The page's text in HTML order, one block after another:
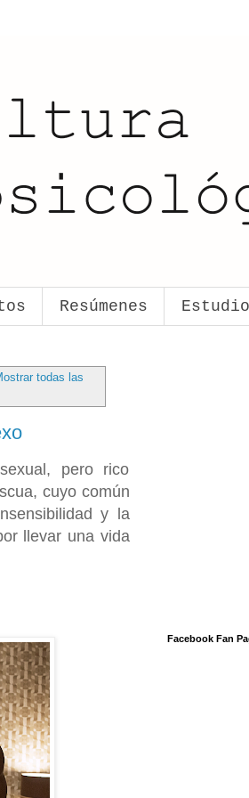
Resúmenes
todas las
pero rico
cuyo común
y la
llevar una vida
Facebook Fan